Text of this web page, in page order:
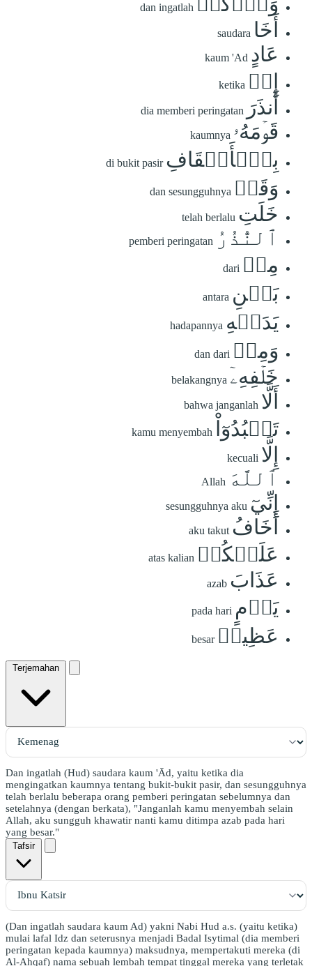
dan ingatlah
أَخَا saudara
عَادٍ kaum 'Ad
إِذۡ ketika
أَنذَرَ dia memberi peringatan
قَوۡمَهُۥ kaumnya
بِٱلۡأَحۡقَافِ di bukit pasir
وَقَدۡ dan sesungguhnya
خَلَتِ telah berlalu
ٱلنُّذُرُ pemberi peringatan
مِنۢ dari
بَيۡنِ antara
يَدَيۡهِ hadapannya
وَمِنۡ dan dari
خَلۡفِهِۦٓ belakangnya
أَلَّا bahwa janganlah
تَعۡبُدُوٓاْ kamu menyembah
إِلَّا kecuali
ٱللَّهَ Allah
إِنِّيٓ sesungguhnya aku
أَخَافُ aku takut
عَلَيۡكُمۡ atas kalian
عَذَابَ azab
يَوۡمٍ pada hari
عَظِيمٖ besar
Terjemahan
Dan ingatlah (Hud) saudara kaum 'Ād, yaitu ketika dia
mengingatkan kaumnya tentang bukit-bukit pasir, dan sesungguhnya
telah berlalu beberapa orang pemberi peringatan sebelumnya dan
setelahnya (dengan berkata), "Janganlah kamu menyembah selain
Allah, aku sungguh khawatir nanti kamu ditimpa azab pada hari
yang besar."
Tafsir
(Dan ingatlah saudara kaum Ad) yakni Nabi Hud a.s. (yaitu ketika)
mulai lafal Idz dan seterusnya menjadi Badal Isytimal (dia memberi
peringatan kepada kaumnya) maksudnya, mempertakuti mereka (di
Al-Ahqaf) nama sebuah lembah tempat tinggal mereka yang terletak